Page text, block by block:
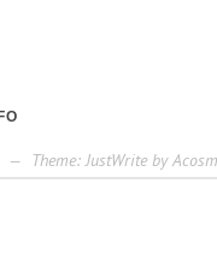
— Theme: JustWrite by